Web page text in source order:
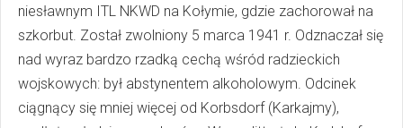
niesławnym ITL NKWD na Kołymie, gdzie zachorował na
szkorbut. Został zwolniony 5 marca 1941 r. Odznaczał się
nad wyraz bardzo rzadką cechą wśród radzieckich
wojskowych: był abstynentem alkoholowym. Odcinek
ciągnący się mniej więcej od Korbsdorf (Karkajmy),